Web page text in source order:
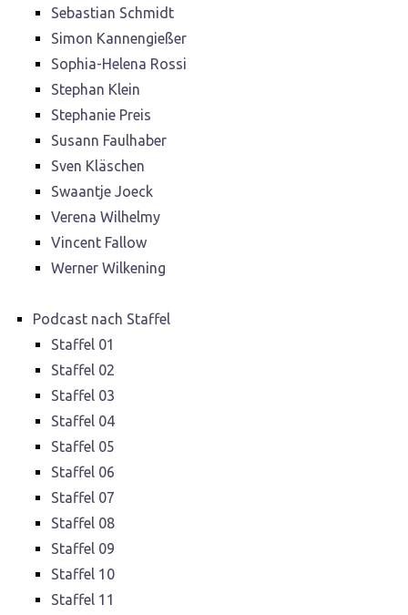
Sebastian Schmidt
Simon Kannengießer
Sophia-Helena Rossi
Stephan Klein
Stephanie Preis
Susann Faulhaber
Sven Kläschen
Swaantje Joeck
Verena Wilhelmy
Vincent Fallow
Werner Wilkening
Podcast nach Staffel
Staffel 01
Staffel 02
Staffel 03
Staffel 04
Staffel 05
Staffel 06
Staffel 07
Staffel 08
Staffel 09
Staffel 10
Staffel 11